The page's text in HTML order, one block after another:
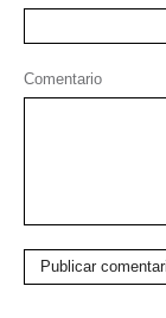
Comentario
Publicar